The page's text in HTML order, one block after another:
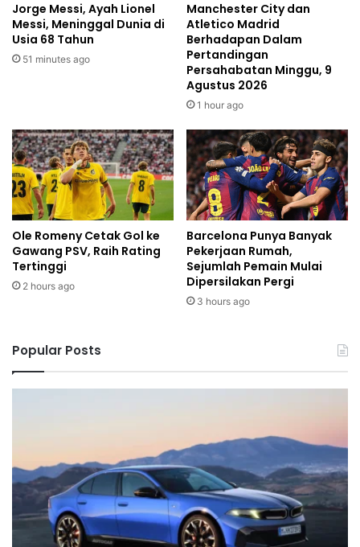
Jorge Messi, Ayah Lionel
Messi, Meninggal Dunia di
Usia 68 Tahun
51 minutes ago
Manchester City dan
Atletico Madrid
Berhadapan Dalam
Pertandingan
Persahabatan Minggu, 9
Agustus 2026
1 hour ago
Ole Romeny Cetak Gol ke
Gawang PSV, Raih Rating
Tertinggi
2 hours ago
Barcelona Punya Banyak
Pekerjaan Rumah,
Sejumlah Pemain Mulai
Dipersilakan Pergi
3 hours ago
Popular Posts